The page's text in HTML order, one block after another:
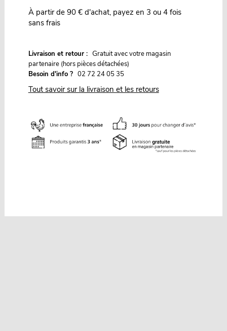
À partir de 90 € d'achat, payez en 3 ou 4 fois
sans frais
Livraison et retour : Gratuit avec votre magasin
partenaire (hors pièces détachées)
Besoin d'info ? 02 72 24 05 35
Tout savoir sur la livraison et les retours